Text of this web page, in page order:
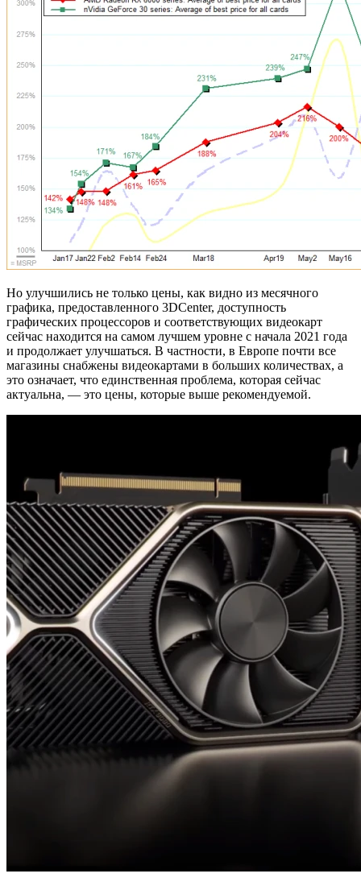
Но улучшились не только цены, как видно из месячного
графика, предоставленного 3DCenter, доступность
графических процессоров и соответствующих видеокарт
сейчас находится на самом лучшем уровне с начала 2021 года
и продолжает улучшаться. В частности, в Европе почти все
магазины снабжены видеокартами в больших количествах, а
это означает, что единственная проблема, которая сейчас
актуальна, — это цены, которые выше рекомендуемой.